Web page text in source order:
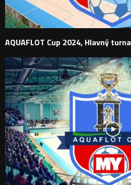
AQUAFLOT Cup 2024, Hlavný